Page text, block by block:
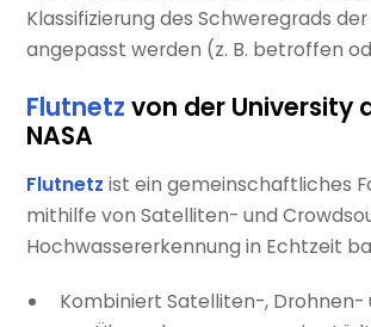
Klassifizierung des Schweregrads
angepasst werden (z. B. betroffen
Flutnetz von der University
NASA
Flutnetz ist ein gemeinschaftliches
mithilfe von Satelliten- und
Hochwassererkennung in Echtzeit
Kombiniert Satelliten-,